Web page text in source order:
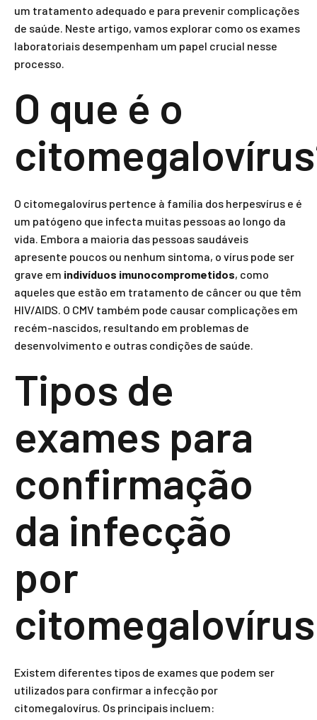
um tratamento adequado e para prevenir complicações
de saúde. Neste artigo, vamos explorar como os exames
laboratoriais desempenham um papel crucial nesse
processo.
O que é o
O citomegalovírus pertence à família dos herpesvírus e é
um patógeno que infecta muitas pessoas ao longo da
vida. Embora a maioria das pessoas saudáveis
apresente poucos ou nenhum sintoma, o vírus pode ser
grave em indivíduos imunocomprometidos, como
aqueles que estão em tratamento de câncer ou que têm
HIV/AIDS. O CMV também pode causar complicações em
recém-nascidos, resultando em problemas de
desenvolvimento e outras condições de saúde.
Tipos de
exames para
confirmação
da infecção
por
citomegalovírus
Existem diferentes tipos de exames que podem ser
utilizados para confirmar a infecção por
citomegalovírus. Os principais incluem: